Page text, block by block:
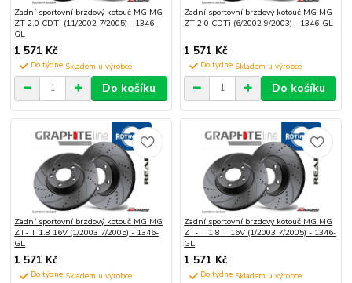
Zadní sportovní brzdový kotouč MG MG
ZT 2.0 CDTi (11/2002 7/2005) - 1346-
GL
1 571 Kč
Do týdne
Do košíku
Zadní sportovní brzdový kotouč MG MG
ZT 2.0 CDTi (6/2002 9/2003) - 1346-GL
1 571 Kč
Do týdne
Do košíku
Zadní sportovní brzdový kotouč MG MG
ZT- T 1.8 16V (1/2003 7/2005) - 1346-
GL
1 571 Kč
Do týdne
Zadní sportovní brzdový kotouč MG MG
ZT- T 1.8 T 16V (1/2003 7/2005) - 1346-
GL
1 571 Kč
Do týdne